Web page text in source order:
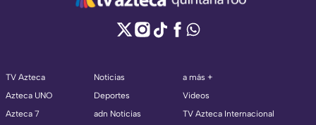
TV Azteca
Azteca UNO
Azteca 7
Noticias
Deportes
adn Noticias
a más +
Videos
TV Azteca Internacional